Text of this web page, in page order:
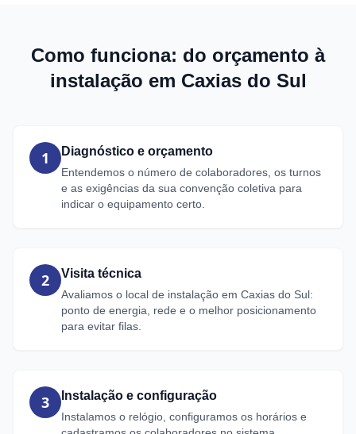
Como funciona: do orçamento à
instalação em Caxias do Sul
1 Diagnóstico e orçamento
Entendemos o número de colaboradores, os turnos
e as exigências da sua convenção coletiva para
indicar o equipamento certo.
2 Visita técnica
Avaliamos o local de instalação em Caxias do Sul:
ponto de energia, rede e o melhor posicionamento
para evitar filas.
3 Instalação e configuração
Instalamos o relógio, configuramos os horários e